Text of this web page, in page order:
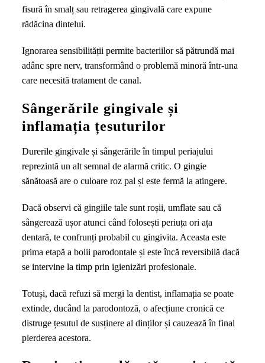
fisură în smalț sau retragerea gingivală care expune
rădăcina dintelui.
Ignorarea sensibilității permite bacteriilor să pătrundă mai
adânc spre nerv, transformând o problemă minoră într-una
care necesită tratament de canal.
Sângerările gingivale și
inflamația țesuturilor
Durerile gingivale și sângerările în timpul periajului
reprezintă un alt semnal de alarmă critic. O gingie
sănătoasă are o culoare roz pal și este fermă la atingere.
Dacă observi că gingiile tale sunt roșii, umflate sau că
sângerează ușor atunci când folosești periuța ori ața
dentară, te confrunți probabil cu gingivita. Aceasta este
prima etapă a bolii parodontale și este încă reversibilă dacă
se intervine la timp prin igienizări profesionale.
Totuși, dacă refuzi să mergi la dentist, inflamația se poate
extinde, ducând la parodontoză, o afecțiune cronică ce
distruge țesutul de susținere al dinților și cauzează în final
pierderea acestora.